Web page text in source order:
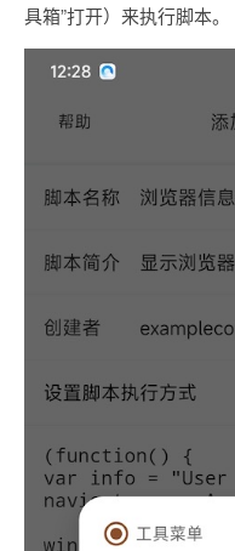
具箱”打开）来执行脚本。